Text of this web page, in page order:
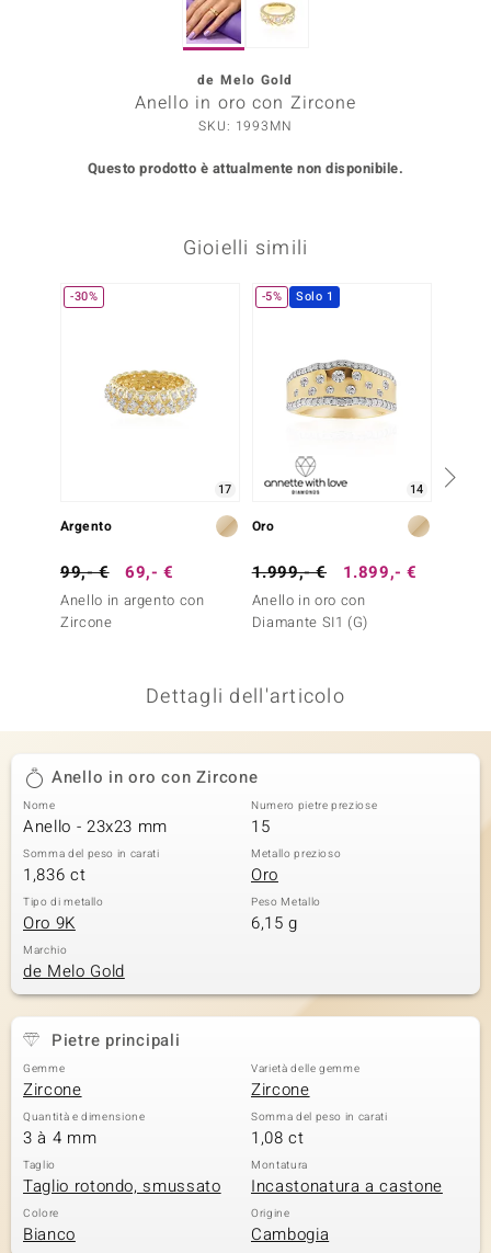
Classics
de Melo Gold
Anello in oro con Zircone
SKU: 1993MN
Questo prodotto è attualmente non disponibile.
Gioielli simili
-30%
17
Argento
99,- € 69,- €
Anello in argento con
Zircone
-5% Solo 1
14
Oro
1.999,- € 1.899,- €
Anello in oro con
Diamante SI1 (G)
Dettagli dell'articolo
Anello in oro con Zircone
Nome
Anello - 23x23 mm
Numero pietre preziose
15
Somma del peso in carati
1,836 ct
Metallo prezioso
Oro
Tipo di metallo
Oro 9K
Peso Metallo
6,15 g
Marchio
de Melo Gold
Pietre principali
Gemme
Zircone
Varietà delle gemme
Zircone
Quantità e dimensione
3 à 4 mm
Somma del peso in carati
1,08 ct
Taglio
Taglio rotondo, smussato
Montatura
Incastonatura a castone
Colore
Bianco
Origine
Cambogia